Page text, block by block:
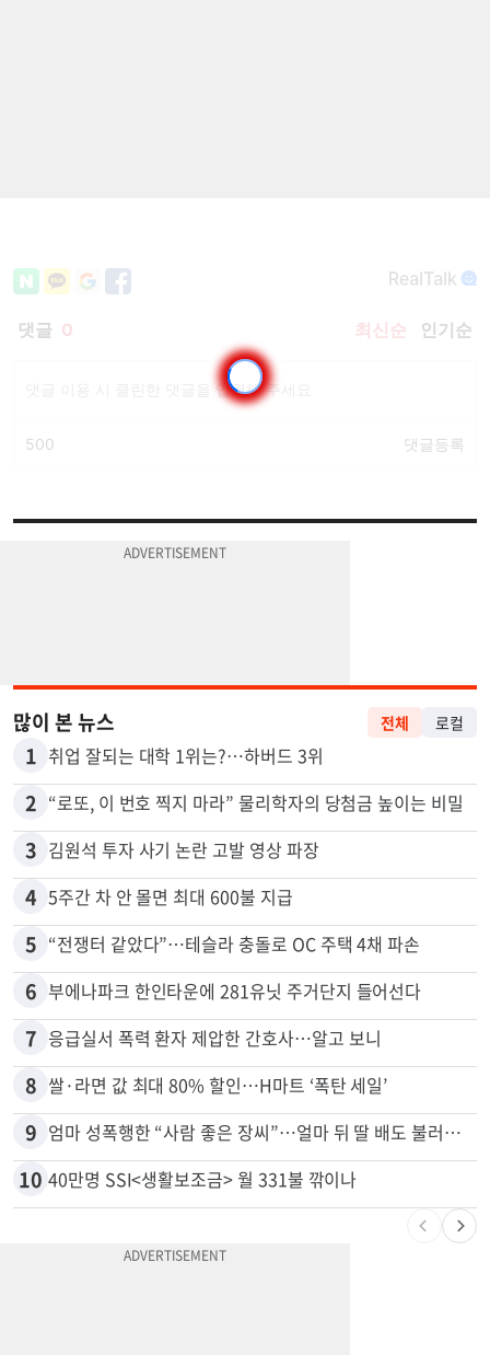
1 취업 잘되는 대학 1위는?…하버드 3위
2 “로또, 이 번호 찍지 마라” 물리학자의 당첨금 높이는 비밀
3 김원석 투자 사기 논란 고발 영상 파장
4 5주간 차 안 몰면 최대 600불 지급
5 “전쟁터 같았다”…테슬라 충돌로 OC 주택 4채 파손
6 부에나파크 한인타운에 281유닛 주거단지 들어선다
7 응급실서 폭력 환자 제압한 간호사…알고 보니
8 쌀·라면 값 최대 80% 할인…H마트 ‘폭탄 세일’
9